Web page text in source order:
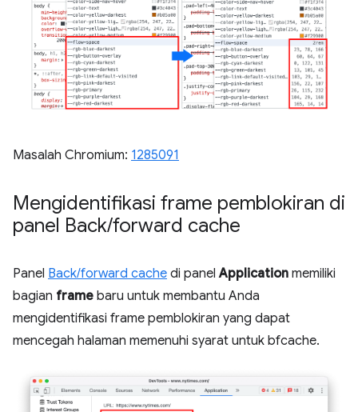
Masalah Chromium: 1285091
Mengidentifikasi frame pemblokiran di
panel Back/forward cache
Panel Back/forward cache di panelApplication memiliki
bagian frame baru untuk membantu Anda
mengidentifikasi frame pemblokiran yang dapat
mencegah halaman memenuhi syarat untuk bfcache.